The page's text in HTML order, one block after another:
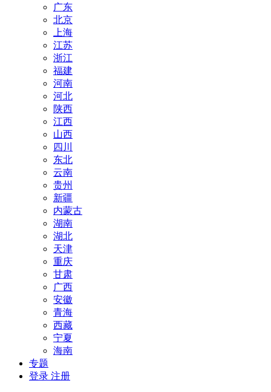
广东
北京
上海
江苏
浙江
福建
河南
河北
陕西
江西
山西
四川
东北
云南
贵州
新疆
内蒙古
湖南
湖北
天津
重庆
甘肃
广西
安徽
青海
西藏
宁夏
海南
专题
登录 注册